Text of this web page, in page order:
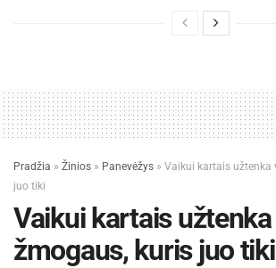
Pradžia » Žinios » Panevėžys » Vaikui kartais užtenka
juo tiki
Vaikui kartais
žmogaus, kuris juo tiki